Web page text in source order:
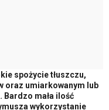
spożycie tłuszczu,
oraz umiarkowanym lub
Bardzo mała ilość
wykorzystanie